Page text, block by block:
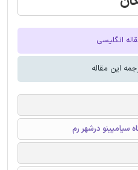
انگلیسی
این مقاله
سیامپینو درشهر رم